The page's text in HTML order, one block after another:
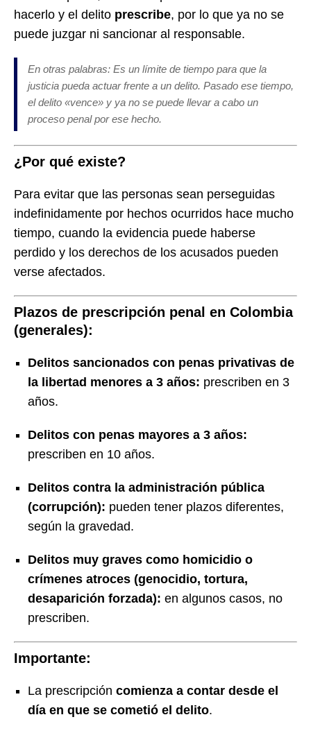
hacerlo y el delito prescribe, por lo que ya no se
puede juzgar ni sancionar al responsable.
En otras palabras: Es un límite de tiempo para que la
justicia pueda actuar frente a un delito. Pasado ese tiempo,
el delito «vence» y ya no se puede llevar a cabo un
proceso penal por ese hecho.
¿Por qué existe?
Para evitar que las personas sean perseguidas
indefinidamente por hechos ocurridos hace mucho
tiempo, cuando la evidencia puede haberse
perdido y los derechos de los acusados pueden
verse afectados.
Plazos de prescripción penal en Colombia
(generales):
Delitos sancionados con penas privativas de
la libertad menores a 3 años: prescriben en 3
años.
Delitos con penas mayores a 3 años:
prescriben en 10 años.
Delitos contra la administración pública
(corrupción): pueden tener plazos diferentes,
según la gravedad.
Delitos muy graves como homicidio o
crímenes atroces (genocidio, tortura,
desaparición forzada): en algunos casos, no
prescriben.
Importante:
La prescripción comienza a contar desde el
día en que se cometió el delito.